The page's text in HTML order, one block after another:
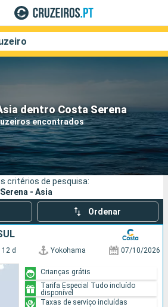
dentro Costa Serena
encontrados
Companhias
Pesquisar
critérios de pesquisa:
- Asia
Ordenar
12 d Yokohama 07/10/2026
Crianças grátis
Tarifa Especial Tudo incluído
disponível
Taxas de serviço incluídas